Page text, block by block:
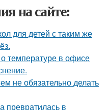
на сайте:
для детей с таким же
температуре в офисе
не обязательно делать
превратилась в